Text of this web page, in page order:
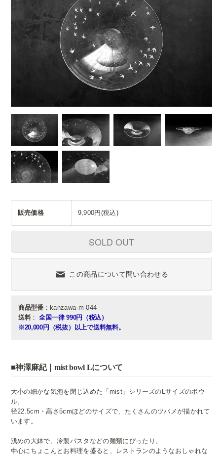
販売価格 9,900円(税込)
SOLD OUT
この商品について問い合わせる
商品型番：kanzawa-m-044
送料： 全国一律 990円（税込）
※20,000円（税抜）以上で送料無料。
■神澤麻紀｜mist bowl Lについて
大小の細かな気泡を閉じ込めた「mist」シリーズのLサイズのボウ
ル。
径22.5cm・高さ5cmほどのサイズで、たくさんのツバメが描かれて
います。
浅めの大鉢で、冷製パスタなどの麺類にぴったり。
中心にちょこんとお料理を盛ると、レストランのようなおしゃれな